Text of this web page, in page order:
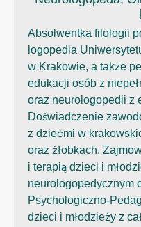
Absolwentka filologii
logopedia
w Krakowie, a także
edukacji osób z
oraz neurologopedii z
Doświadczenie
z dziećmi w
oraz żłobkach.
i terapią dzieci i
neurologopedycznym
Psychologiczno-
dzieci i młodzieży z